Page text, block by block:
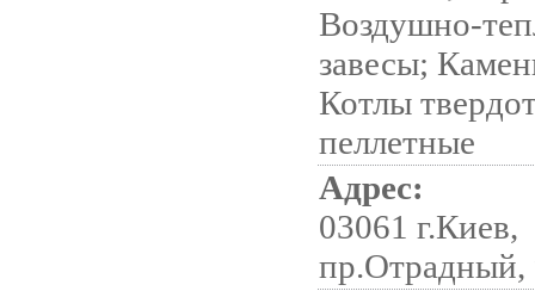
Воздушно-
завесы;
Котлы
пеллетные
Адрес:
03061 г.Киев,
пр.Отрадный,